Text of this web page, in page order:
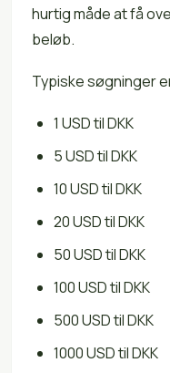
hurtig måde at få
beløb.
Typiske søgninger
1 USD til DKK
5 USD til DKK
10 USD til DKK
20 USD til DKK
50 USD til DKK
100 USD til DKK
500 USD til DKK
1000 USD til DKK